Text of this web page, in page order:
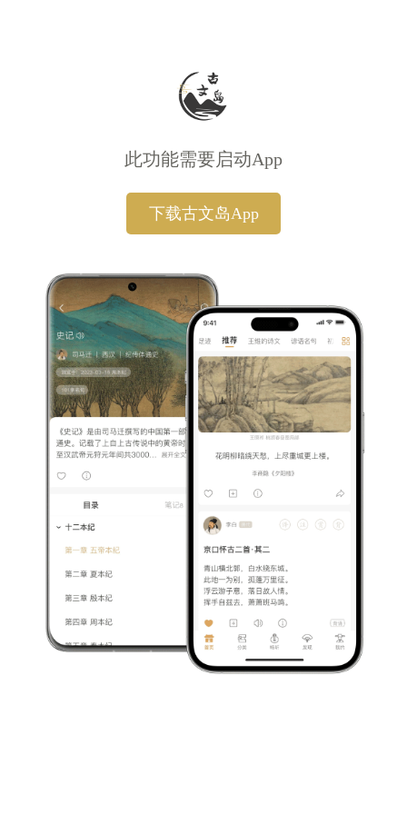
此功能需要启动App
下载古文岛App